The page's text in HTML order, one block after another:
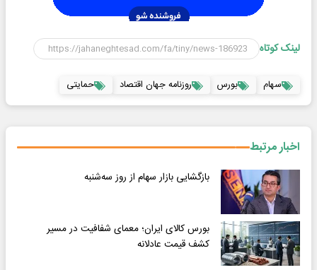
لینک کوتاه
سهام بورس روزنامه جهان اقتصاد حمایتی
اخبار مرتبط
بازگشایی بازار سهام از روز سه‌شنبه
بورس کالای ایران؛ معمای شفافیت در مسیر
کشف قیمت عادلانه